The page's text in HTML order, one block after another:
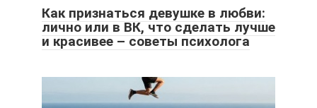
Как признаться девушке в любви:
лично или в ВК, что сделать лучше
и красивее – советы психолога